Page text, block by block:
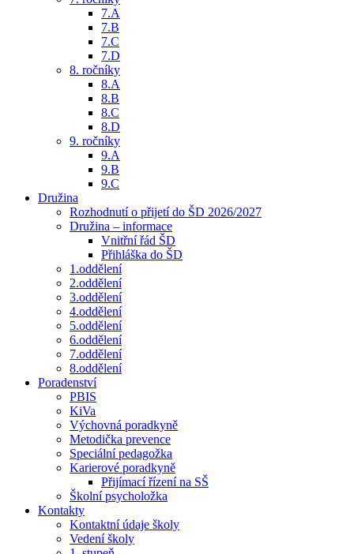
7.A
7.B
7.C
7.D
8. ročníky
8.A
8.B
8.C
8.D
9. ročníky
9.A
9.B
9.C
Družina
Rozhodnutí o přijetí do ŠD 2026/2027
Družina – informace
Vnitřní řád ŠD
Přihláška do ŠD
1.oddělení
2.oddělení
3.oddělení
4.oddělení
5.oddělení
6.oddělení
7.oddělení
8.oddělení
Poradenství
PBIS
KiVa
Výchovná poradkyně
Metodička prevence
Speciální pedagožka
Karierové poradkyně
Přijímací řízení na SŠ
Školní psycholožka
Kontakty
Kontaktní údaje školy
Vedení školy